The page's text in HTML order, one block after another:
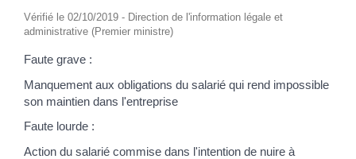
Vérifié le 02/10/2019 - Direction de l'information légale et
administrative (Premier ministre)
Faute grave :
Manquement aux obligations du salarié qui rend impossible
son maintien dans l'entreprise
Faute lourde :
Action du salarié commise dans l'intention de nuire à